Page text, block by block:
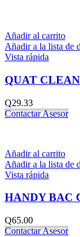
Añadir al carrito
Añadir a la lista de
Vista rápida
QUAT
Q29.33
Contactar Asesor
Añadir al carrito
Añadir a la lista de
Vista rápida
HANDY BAC
Q65.00
Contactar Asesor